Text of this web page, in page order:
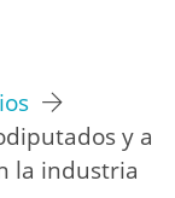
y a
la industria